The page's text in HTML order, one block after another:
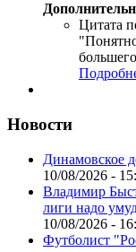
Цитата
Новости
Динамовское
10/08/2026 -
Владимир
лиги надо
10/08/2026 -
Футболист